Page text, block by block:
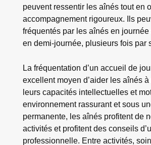
peuvent ressentir les aînés tout en
accompagnement rigoureux. Ils
fréquentés par les aînés en journée
en demi-journée, plusieurs fois par
La fréquentation d’un accueil de
excellent moyen d’aider les aînés
leurs capacités intellectuelles et
environnement rassurant et sous
permanente, les aînés profitent de
activités et profitent des conseils
professionnelle. Entre activités,